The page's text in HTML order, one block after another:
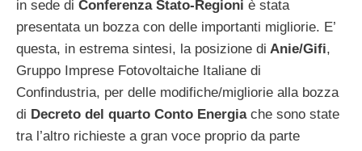
in sede di Conferenza Stato-Regioni è stata
presentata un bozza con delle importanti migliorie. E’
questa, in estrema sintesi, la posizione di Anie/Gifi,
Gruppo Imprese Fotovoltaiche Italiane di
Confindustria, per delle modifiche/migliorie alla bozza
di Decreto del quarto Conto Energia che sono state
tra l’altro richieste a gran voce proprio da parte